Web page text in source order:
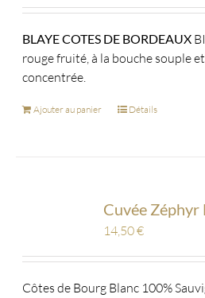
BLAYE COTES DE BORDEAUX
rouge fruité, à la bouche souple et
concentrée.
Ajouter au panier Détails
Cuvée Zéphyr
14,50€
Côtes de Bourg Blanc 100%